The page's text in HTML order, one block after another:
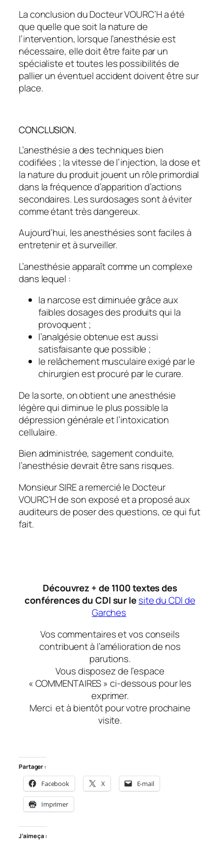
La conclusion du Docteur VOURC’H a été
que quelle que soit la nature de
l’intervention, lorsque l’anesthésie est
nécessaire, elle doit être faite par un
spécialiste et toutes les possibilités de
pallier un éventuel accident doivent être sur
place.
CONCLUSION.
L’anesthésie a des techniques bien
codifiées ; la vitesse de l’injection, la dose et
la nature du produit jouent un rôle primordial
dans la fréquence d’apparition d’actions
secondaires. Les surdosages sont à éviter
comme étant très dangereux.
Aujourd’hui, les anesthésies sont faciles à
entretenir et à surveiller.
L’anesthésie apparaît comme un complexe
dans lequel :
la narcose est diminuée grâce aux
faibles dosages des produits qui la
provoquent ;
l’analgésie obtenue est aussi
satisfaisante que possible ;
le relâchement musculaire exigé par le
chirurgien est procuré par le curare.
De la sorte, on obtient une anesthésie
légère qui diminue le plus possible la
dépression générale et l’intoxication
cellulaire.
Bien administrée, sagement conduite,
l’anesthésie devrait être sans risques.
Monsieur SIRE a remercié le Docteur
VOURC’H de son exposé et a proposé aux
auditeurs de poser des questions, ce qui fut
fait.
Découvrez + de 1100 textes des
conférences du CDI sur lesite du CDI de
Garches
Vos commentaires et vos conseils
contribuent à l’amélioration de nos
parutions.
Vous disposez de l’espace
« COMMENTAIRES » ci-dessous pour les
exprimer.
Merci et à bientôt pour votre prochaine
visite.
Partager :
Facebook X E-mail
Imprimer
J’aime ça :